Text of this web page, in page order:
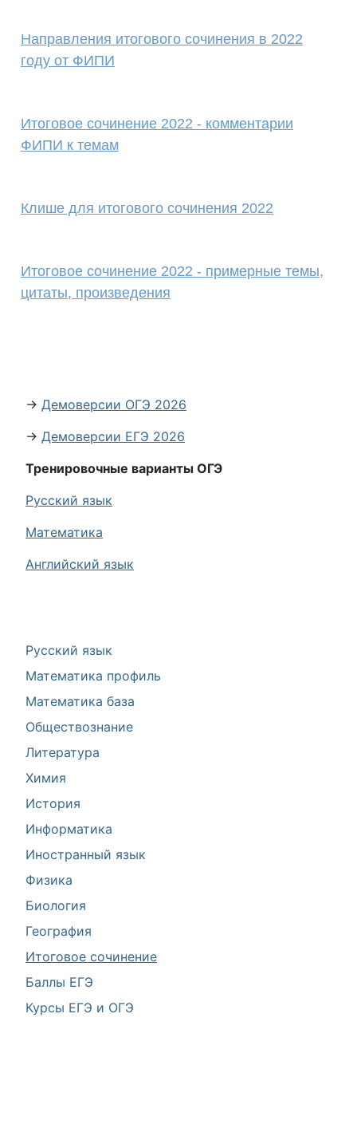
Русский язык
Математика профиль
Математика база
Обществознание
Литература
Химия
История
Информатика
Иностранный язык
Физика
Биология
География
Итоговое сочинение
Баллы ЕГЭ
Курсы ЕГЭ и ОГЭ
Направления итогового сочинения в 2022
году от ФИПИ
Итоговое сочинение 2022 - комментарии
ФИПИ к темам
Клише для итогового сочинения 2022
Итоговое сочинение 2022 - примерные темы,
цитаты, произведения
→ Демоверсии ОГЭ 2026
→ Демоверсии ЕГЭ 2026
Тренировочные варианты ОГЭ
Русский язык
Математика
Английский язык